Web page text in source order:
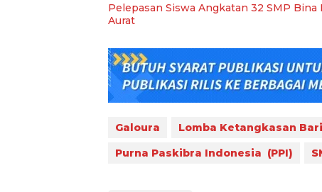
Pelepasan Siswa Angkatan 32 SMP Bina
Aurat
Galoura
Lomba Ketangkasan
Purna Paskibra Indonesia (PPI)